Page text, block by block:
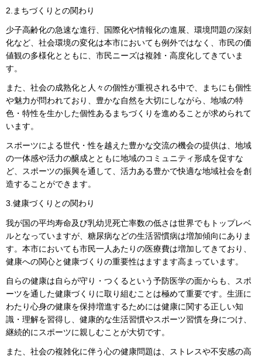
2.まちづくりとの関わり
少子高齢化の急速な進行、国際化や情報化の進展、環境問題の深刻
化など、社会環境の変化は本市においても例外ではなく、市民の価
値観の多様化とともに、市民ニーズは複雑・高度化してきていま
す。
また、社会の成熟化と人々の個性が重視される中で、まちにも個性
や魅力が問われており、豊かな自然を大切にしながら、地域の特
色・特性を生かした個性あるまちづくりを進めることが求められて
います。
スポーツによる世代・性を越えた豊かな交流の機会の提供は、地域
の一体感や活力の醸成とともに地域のコミュニティ形成を促すな
ど、スポーツの振興を通して、活力ある豊かで快適な地域社会を創
造することができます。
3.健康づくりとの関わり
我が国の平均寿命及び乳幼児死亡率数の低さは世界でもトップレベ
ルとなっていますが、糖尿病などの生活習慣病は増加傾向にありま
す。本市においても市民一人あたりの医療費は増加してきており、
健康への関心と健康づくりの重要性はますます高まっています。
自らの健康は自らが守り・つくるという予防医学の面からも、スポ
ーツを通した健康づくりに取り組むことは極めて重要です。生涯に
わたり心身の健康を保持増進するためには健康に関する正しい知
識・理解を習得し、健康的な生活習慣やスポーツ習慣を身につけ、
継続的にスポーツに親しむことが大切です。
また、社会の複雑化に伴う心の健康問題は、ストレスや不安感の高